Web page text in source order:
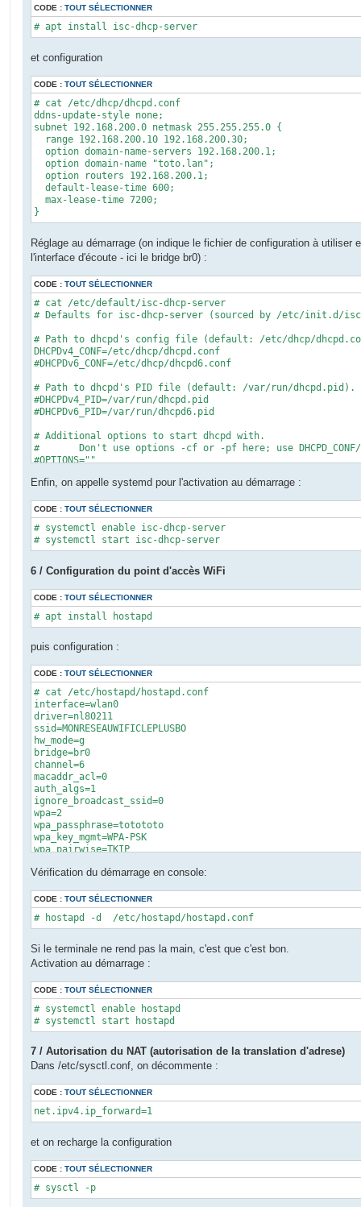
CODE : TOUT SÉLECTIONNER
# apt install isc-dhcp-server
et configuration
CODE : TOUT SÉLECTIONNER
# cat /etc/dhcp/dhcpd.conf
ddns-update-style none;
subnet 192.168.200.0 netmask 255.255.255.0 {
  range 192.168.200.10 192.168.200.30;
  option domain-name-servers 192.168.200.1;
  option domain-name "toto.lan";
  option routers 192.168.200.1;
  default-lease-time 600;
  max-lease-time 7200;
}
Réglage au démarrage (on indique le fichier de configuration à utiliser
l'interface d'écoute - ici le bridge br0) :
CODE : TOUT SÉLECTIONNER
# cat /etc/default/isc-dhcp-server
# Defaults for isc-dhcp-server (sourced by /etc/init.d/
# Path to dhcpd's config file (default: /etc/dhcp/
DHCPDv4_CONF=/etc/dhcp/dhcpd.conf
#DHCPDv6_CONF=/etc/dhcp/dhcpd6.conf
# Path to dhcpd's PID file (default: /var/run/dhcpd.pid).
#DHCPDv4_PID=/var/run/dhcpd.pid
#DHCPDv6_PID=/var/run/dhcpd6.pid
# Additional options to start dhcpd with.
#	Don't use options -cf or -pf here; use DHCPD_CONF/ DHCPD_PID instead
#OPTIONS=""
# On what interfaces should the DHCP server (dhcpd) serve
INTERFACESv4="br0"
INTERFACESv6=""
Enfin, on appelle systemd pour l'activation au démarrage :
CODE : TOUT SÉLECTIONNER
# systemctl enable isc-dhcp-server
# systemctl start isc-dhcp-server
6 / Configuration du point d'accès WiFi
CODE : TOUT SÉLECTIONNER
# apt install hostapd
puis configuration :
CODE : TOUT SÉLECTIONNER
# cat /etc/hostapd/hostapd.conf
interface=wlan0
driver=nl80211
ssid=MONRESEAUWIFICLEPLUSBO
hw_mode=g
bridge=br0
channel=6
macaddr_acl=0
auth_algs=1
ignore_broadcast_ssid=0
wpa=2
wpa_passphrase=totototo
wpa_key_mgmt=WPA-PSK
wpa_pairwise=TKIP
Vérification du démarrage en console:
CODE : TOUT SÉLECTIONNER
# hostapd -d  /etc/hostapd/hostapd.conf
Si le terminale ne rend pas la main, c'est que c'est bon.
Activation au démarrage :
CODE : TOUT SÉLECTIONNER
# systemctl enable hostapd
# systemctl start hostapd
7 / Autorisation du NAT (autorisation de la translation d'adrese)
Dans /etc/sysctl.conf, on décommente :
CODE : TOUT SÉLECTIONNER
net.ipv4.ip_forward=1
et on recharge la configuration
CODE : TOUT SÉLECTIONNER
# sysctl -p